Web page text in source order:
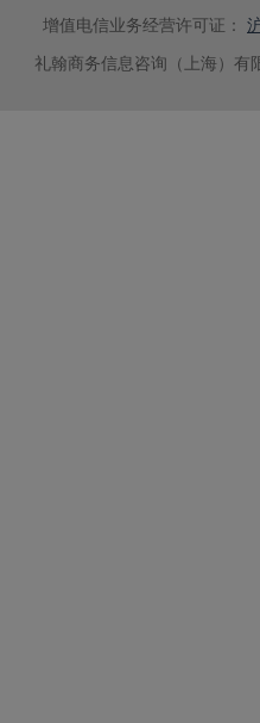
增值电信业务经营许可证：
礼翰商务信息咨询（上海）